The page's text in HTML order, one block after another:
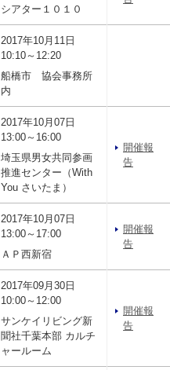
シアター１０１０
2017年10月11日
10:10～12:20
船橋市 協会事務所
内
2017年10月07日
13:00～16:00
埼玉県男女共同参画
推進センター（With
You さいたま）
開催報
告
2017年10月07日
13:00～17:00
ＡＰ西新宿
開催報
告
2017年09月30日
10:00～12:00
サンケイリビング新
聞社千葉本部 カルチ
ャールーム
開催報
告